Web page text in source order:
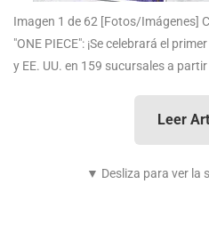
Imagen 1 de 62 [Fotos/Imágenes]
"ONE PIECE": ¡Se celebrará el
y EE. UU. en 159 sucursales a
Leer
▼ Desliza para ver la